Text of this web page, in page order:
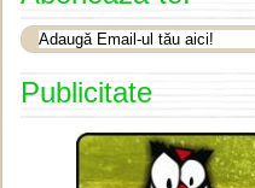
Publicitate